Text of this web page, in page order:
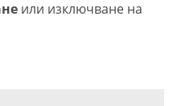
или изключване на